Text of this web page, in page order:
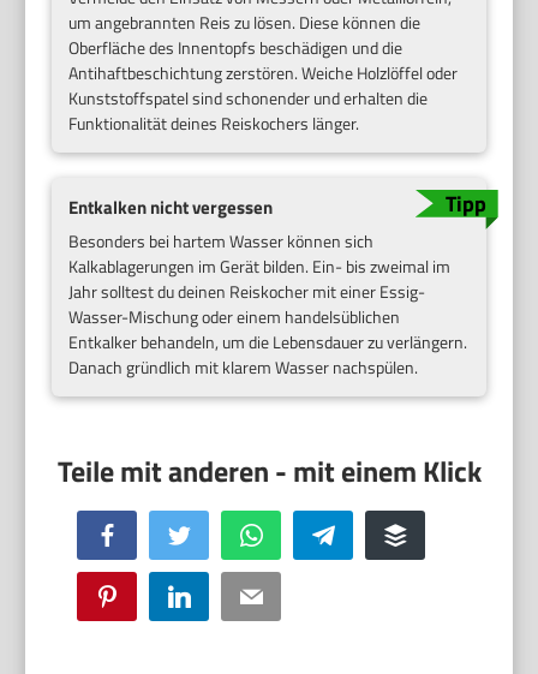
um angebrannten Reis zu lösen. Diese können die
Oberfläche des Innentopfs beschädigen und die
Antihaftbeschichtung zerstören. Weiche Holzlöffel oder
Kunststoffspatel sind schonender und erhalten die
Funktionalität deines Reiskochers länger.
Entkalken nicht vergessen
Besonders bei hartem Wasser können sich
Kalkablagerungen im Gerät bilden. Ein- bis zweimal im
Jahr solltest du deinen Reiskocher mit einer Essig-
Wasser-Mischung oder einem handelsüblichen
Entkalker behandeln, um die Lebensdauer zu verlängern.
Danach gründlich mit klarem Wasser nachspülen.
Facebook Twitter WhatsApp Telegram Buffer
Pinterest LinkedIn Email